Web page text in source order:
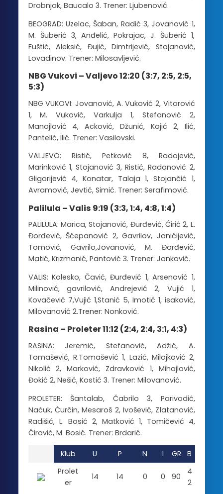
Drobnjak, Baucalo 3. Trener: Ljubenović.
BEOGRAD: Uzelac, Šaban, Radić 3, Jovanović 1,
M. Šuberić 3, Anđelić, Pokrajac, J. Šuberić 1,
Fuštić, Aleksić, Đujić, Dimtrijević, Stojanović,
Lovadinov. Trener: Milosavljević.
NBG Vukovi – Valjevo 12:20 (3:7, 2:5, 2:5,
5:3)
NBG VUKOVI: Jovanović, A. Vuković 2, Vitorović
1, M. Vuković, Varkulja 1, Stefanović 2,
Manojlović 4, Acković, Džunić, Kojić 2, Ilić,
Pantelić, Ilić. Trener: Vasilovski.
VALJEVO: Ristić, Petković 8, Radojević,
Marinković 1, Stojanović 3, Ristić, Radanović 2,
Gligorijević 4, Konatar, Talaja 1, Stojančić 1,
Avramović, Jevtić, Simić. Trener: Serafimović.
Palilula – Valis 9:19 (3:3, 1:4, 4:8, 1:4)
PALILULA: Marica, Stojanović, Đurđević, Ćirić 2, L.
Đorđević, Šćepanović 2, Gavrilov, Janićijević,
Tomović, Gavrilo,Jovanović, M. Đorđević,
Matić, Krizmanić, Pantović 3. Trener: Janković.
VALIS: Kolesko, Čavić, Đurđević 1, Arsenović 1,
Milinović, gavrilović, Andrejević 2, Vujić 1,
Kovačević 7,Vujić 1,Stanić 5, Imotić 1, isaković,
Milovanović 2.Trener: Nonković.
Rasina – Proleter 11:12 (2:4, 2:4, 3:1, 4:3)
RASINA: Jeremić, Stefanović, Adžić, A.
Tomašević, R.Tomašević 1, Lazić, Milojković 2,
Nikolić 2, Marković, Zdravković 1, Mihajlović,
Đokić 2, Nešić, Kostić 3. Trener: Milovanović.
PROLETER: Šantalab, Čabrilo 3, Parivodić,
Naćuk, Ćurčin, Mesaroš 2, Ivošević, Zlatanović,
Radišić, L. Bosić 2, Matković 1, Tomičević 4,
Ćirović, M. Bosić. Trener: Brdarić.
Klub U P N I GR
B
Prolet
er
14 14 0 0 90
4
2